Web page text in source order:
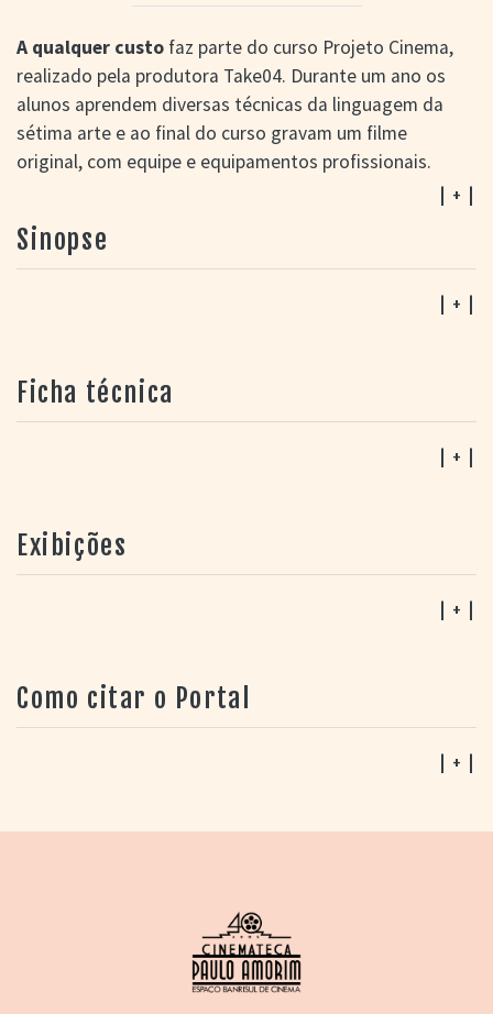
A qualquer custo faz parte do curso Projeto Cinema,
realizado pela produtora Take04. Durante um ano os
alunos aprendem diversas técnicas da linguagem da
sétima arte e ao final do curso gravam um filme
original, com equipe e equipamentos profissionais.
| + |
Sinopse
| + |
Ficha técnica
| + |
Exibições
| + |
Como citar o Portal
| + |